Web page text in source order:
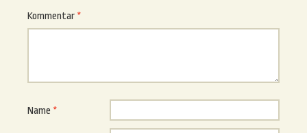
Kommentar *
Name *